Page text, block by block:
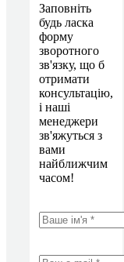
Заповніть
будь ласка
форму
зворотного
зв'язку, що б
отримати
консультацію,
і наші
менеджери
зв'яжуться з
вами
найближчим
часом!